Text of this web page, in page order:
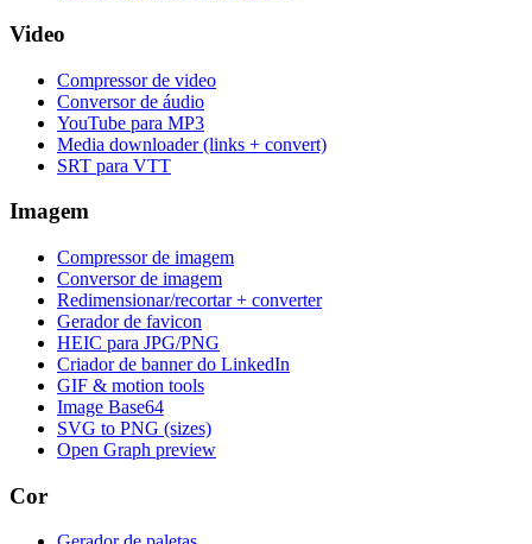
Video
Compressor de video
Conversor de áudio
YouTube para MP3
Media downloader (links + convert)
SRT para VTT
Imagem
Compressor de imagem
Conversor de imagem
Redimensionar/recortar + converter
Gerador de favicon
HEIC para JPG/PNG
Criador de banner do LinkedIn
GIF & motion tools
Image Base64
SVG to PNG (sizes)
Open Graph preview
Cor